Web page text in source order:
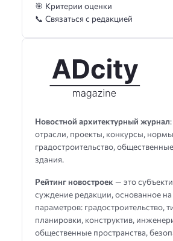
Новостной архитектурный журнал
отрасли, проекты, конкурсы,
градостроительство,
здания.
Рейтинг новостроек — это
суждение редакции, основанное
параметров: градостроительство,
планировки, конструктив,
общественные пространства,
🎯 Критерии оценки
📞 Связаться с редакцией